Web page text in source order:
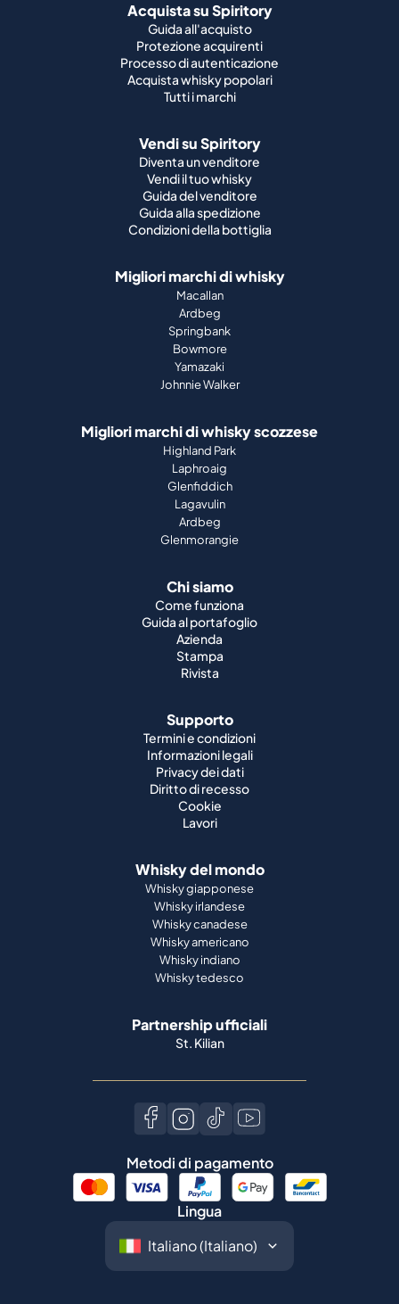
Acquista su Spiritory
Guida all'acquisto
Protezione acquirenti
Processo di autenticazione
Acquista whisky popolari
Tutti i marchi
Vendi su Spiritory
Diventa un venditore
Vendi il tuo whisky
Guida del venditore
Guida alla spedizione
Condizioni della bottiglia
Migliori marchi di whisky
Macallan
Ardbeg
Springbank
Bowmore
Yamazaki
Johnnie Walker
Migliori marchi di whisky scozzese
Highland Park
Laphroaig
Glenfiddich
Lagavulin
Ardbeg
Glenmorangie
Chi siamo
Come funziona
Guida al portafoglio
Azienda
Stampa
Rivista
Supporto
Termini e condizioni
Informazioni legali
Privacy dei dati
Diritto di recesso
Cookie
Lavori
Whisky del mondo
Whisky giapponese
Whisky irlandese
Whisky canadese
Whisky americano
Whisky indiano
Whisky tedesco
Partnership ufficiali
St. Kilian
Metodi di pagamento
Lingua